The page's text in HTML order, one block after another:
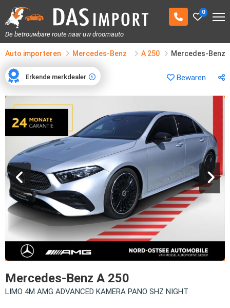
0
De betrouwbare route naar uw droomauto
Auto importeren Mercedes-Benz A 250 Mercedes-Benz
Bewaren
Erkende merkdealer
Erkende merkdealer
Mercedes-Benz A 250
LIMO 4M AMG ADVANCED KAMERA PANO SHZ NIGHT